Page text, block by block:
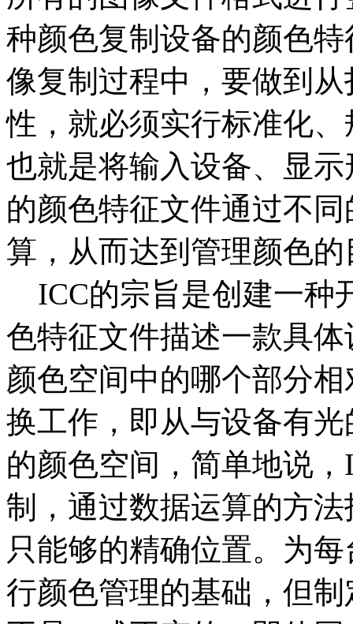
种颜色复制设备的颜色
像复制过程中，要做到
性，就必须实行标准化
也就是将输入设备、显
的颜色特征文件通过不
算，从而达到管理颜色的
ICC的宗旨是创建一种
色特征文件描述一款具
颜色空间中的哪个部分
换工作，即从与设备有
的颜色空间，简单地说
制，通过数据运算的方
只能够的精确位置。为
行颜色管理的基础，但